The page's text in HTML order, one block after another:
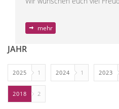
mehr
JAHR
2025 1 2024 1 2023
2018 2